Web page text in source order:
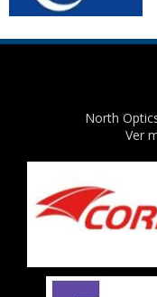
North
Ver